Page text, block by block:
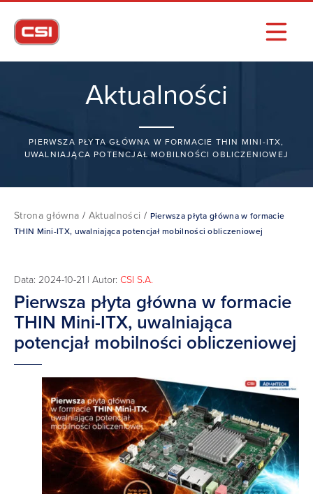
Aktualności
PIERWSZA PŁYTA GŁÓWNA W FORMACIE THIN MINI-ITX,
UWALNIAJĄCA POTENCJAŁ MOBILNOŚCI OBLICZENIOWEJ
Strona główna / Aktualności / Pierwsza płyta główna w formacie
THIN Mini-ITX, uwalniająca potencjał mobilności obliczeniowej
Data: 2024-10-21 | Autor: CSI S.A.
Pierwsza płyta główna w formacie
THIN Mini-ITX, uwalniająca
potencjał mobilności obliczeniowej